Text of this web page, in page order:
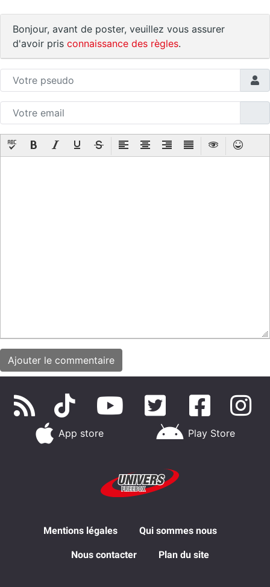
Bonjour, avant de poster, veuillez vous assurer
d'avoir pris connaissance des règles.
App store Play Store
Mentions légales Qui sommes nous
Nous contacter Plan du site